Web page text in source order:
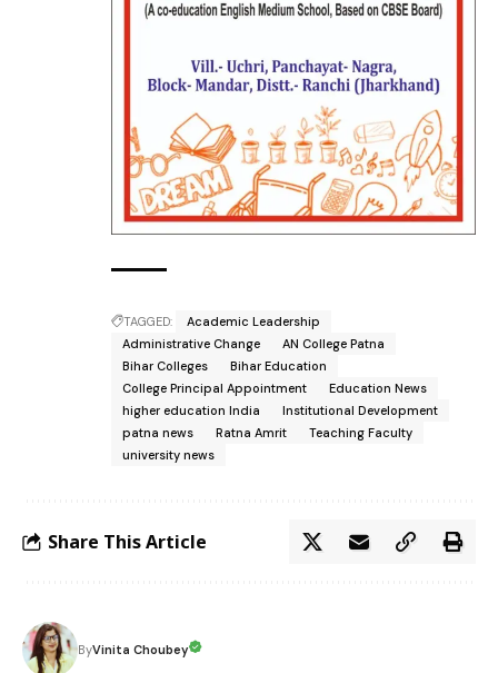
TAGGED:
Academic Leadership
Administrative Change
AN College Patna
Bihar Colleges
Bihar Education
College Principal Appointment
Education News
higher education India
Institutional Development
patna news
Ratna Amrit
Teaching Faculty
university news
Share This Article
ByVinita Choubey